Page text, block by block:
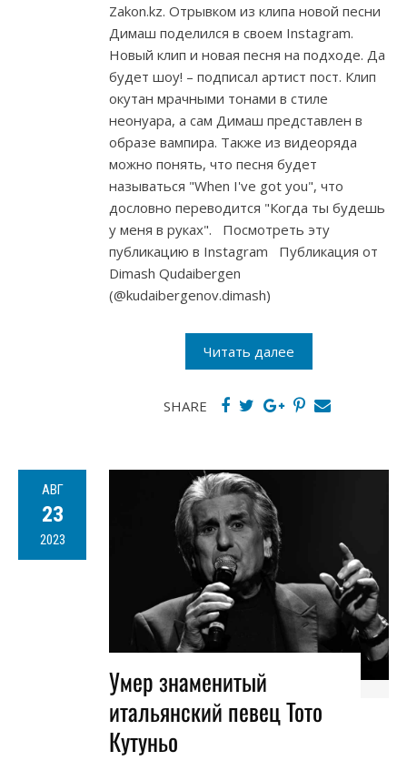
Zakon.kz. Отрывком из клипа новой песни
Димаш поделился в своем Instagram.
Новый клип и новая песня на подходе. Да
будет шоу! – подписал артист пост. Клип
окутан мрачными тонами в стиле
неонуара, а сам Димаш представлен в
образе вампира. Также из видеоряда
можно понять, что песня будет
называться "When I've got you", что
дословно переводится "Когда ты будешь
у меня в руках". Посмотреть эту
публикацию в Instagram Публикация от
Dimash Qudaibergen
(@kudaibergenov.dimash)
Читать далее
SHARE
АВГ
23
2023
Умер знаменитый
итальянский певец Тото
Кутуньо